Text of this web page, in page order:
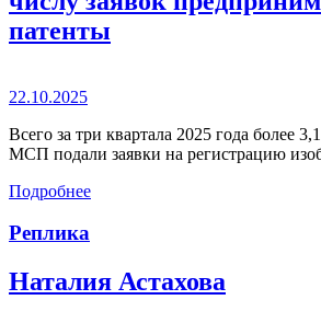
патенты
22.10.2025
Всего за три квартала 2025 года более
МСП подали заявки на регистрацию
Подробнее
Реплика
Наталия Астахова